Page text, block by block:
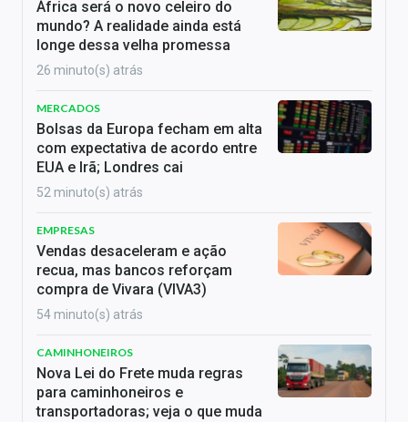
África será o novo celeiro do
mundo? A realidade ainda está
longe dessa velha promessa
26 minuto(s) atrás
MERCADOS
Bolsas da Europa fecham em alta
com expectativa de acordo entre
EUA e Irã; Londres cai
52 minuto(s) atrás
EMPRESAS
Vendas desaceleram e ação
recua, mas bancos reforçam
compra de Vivara (VIVA3)
54 minuto(s) atrás
CAMINHONEIROS
Nova Lei do Frete muda regras
para caminhoneiros e
transportadoras; veja o que muda